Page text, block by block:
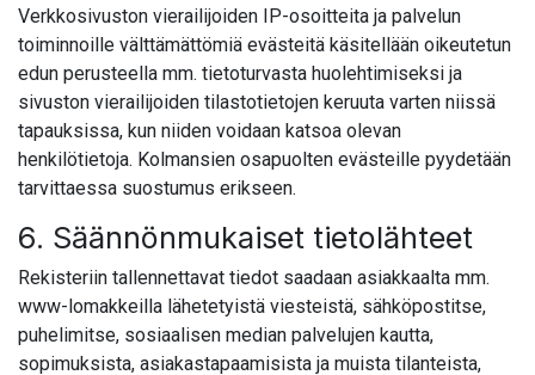
Verkkosivuston vierailijoiden IP-osoitteita ja palvelun
toiminnoille välttämättömiä evästeitä käsitellään oikeutetun
edun perusteella mm. tietoturvasta huolehtimiseksi ja
sivuston vierailijoiden tilastotietojen keruuta varten niissä
tapauksissa, kun niiden voidaan katsoa olevan
henkilötietoja. Kolmansien osapuolten evästeille pyydetään
tarvittaessa suostumus erikseen.
6. Säännönmukaiset tietolähteet
Rekisteriin tallennettavat tiedot saadaan asiakkaalta mm.
www-lomakkeilla lähetetyistä viesteistä, sähköpostitse,
puhelimitse, sosiaalisen median palvelujen kautta,
sopimuksista, asiakastapaamisista ja muista tilanteista,